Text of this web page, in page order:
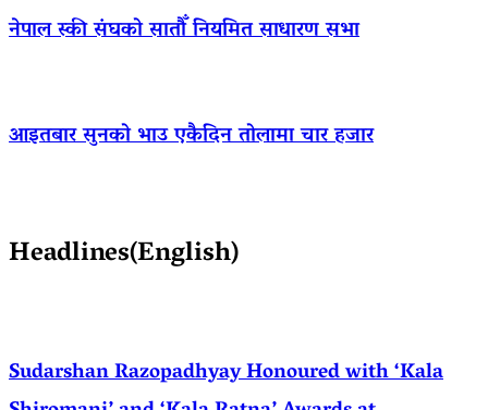
नेपाल स्की संघको सातौँ नियमित साधारण सभा
आइतबार सुनको भाउ एकैदिन तोलामा चार हजार
Headlines(English)
Sudarshan Razopadhyay Honoured with ‘Kala